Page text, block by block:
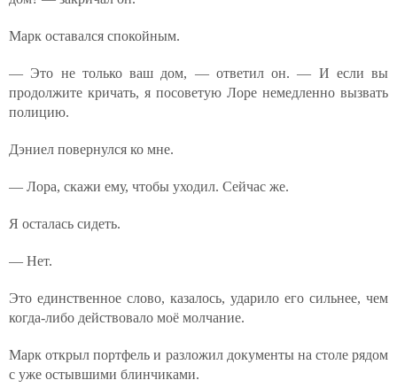
Марк оставался спокойным.
— Это не только ваш дом, — ответил он. — И если вы
продолжите кричать, я посоветую Лоре немедленно вызвать
полицию.
Дэниел повернулся ко мне.
— Лора, скажи ему, чтобы уходил. Сейчас же.
Я осталась сидеть.
— Нет.
Это единственное слово, казалось, ударило его сильнее, чем
когда-либо действовало моё молчание.
Марк открыл портфель и разложил документы на столе рядом
с уже остывшими блинчиками.